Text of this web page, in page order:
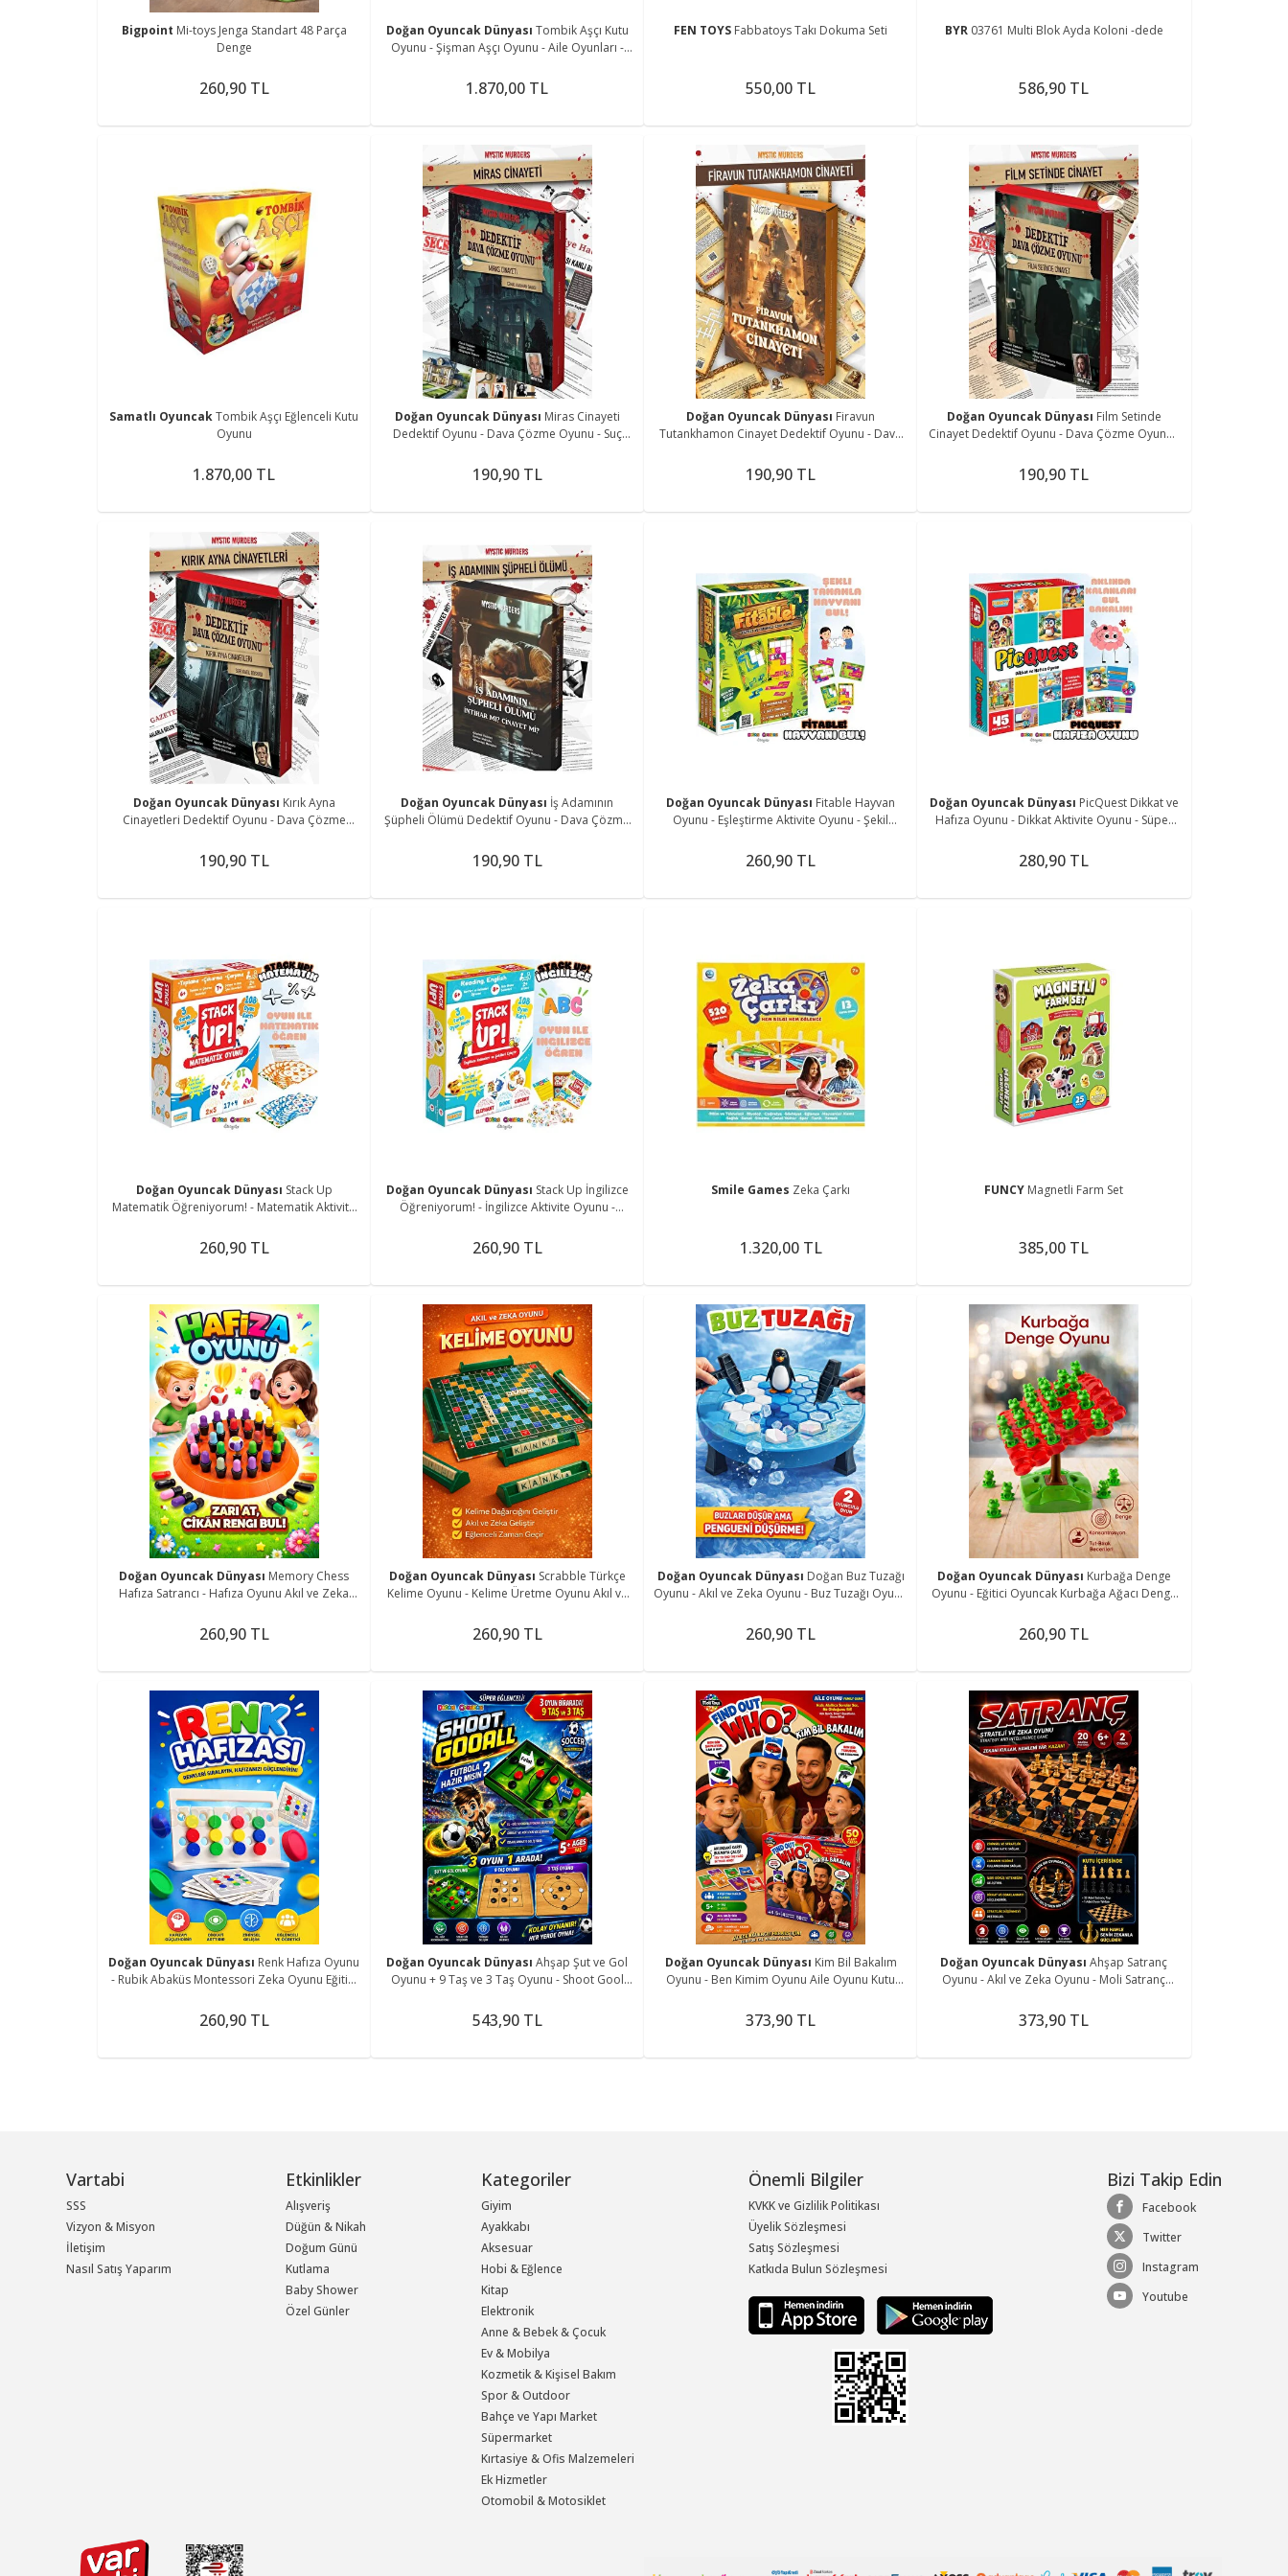
Bigpoint Mi-toys Jenga Standart 48 Parça
Denge
260,90 TL
Doğan Oyuncak Dünyası Tombik Aşçı Kutu
Oyunu - Şişman Aşçı Oyunu - Aile Oyunları -
1.870,00 TL
FEN TOYS Fabbatoys Takı Dokuma Seti
550,00 TL
BYR 03761 Multi Blok Ayda Koloni -dede
586,90 TL
Samatlı OyuncakTombik Aşçı Eğlenceli Kutu
Oyunu
1.870,00 TL
Doğan Oyuncak Dünyası Miras Cinayeti
Dedektif Oyunu - Dava Çözme Oyunu - Suç
190,90 TL
Doğan Oyuncak Dünyası Firavun
Tutankhamon Cinayet Dedektif Oyunu - Dava
Oyunu Cina
190,90 TL
Doğan Oyuncak Dünyası Film Setinde
Cinayet Dedektif Oyunu - Dava Çözme Oyunu -
190,90 TL
Doğan Oyuncak Dünyası Kırık Ayna
Cinayetleri Dedektif Oyunu - Dava Çözme
Cinayet Ç
190,90 TL
Doğan Oyuncak Dünyası İş Adamının
Şüpheli Ölümü Dedektif Oyunu - Dava Çözme
Cinaye
190,90 TL
Doğan Oyuncak Dünyası Fitable Hayvan
Oyunu - Eşleştirme Aktivite Oyunu - Şekil
H
260,90 TL
Doğan Oyuncak Dünyası PicQuest Dikkat ve
Hafıza Oyunu - Dikkat Aktivite Oyunu - Süper
280,90 TL
Doğan Oyuncak Dünyası Stack Up
Matematik Öğreniyorum! - Matematik Aktivite
Zek
260,90 TL
Doğan Oyuncak Dünyası Stack Up İngilizce
Öğreniyorum! - İngilizce Aktivite Oyunu -
260,90 TL
Smile Games Zeka Çarkı
1.320,00 TL
FUNCY Magnetli Farm Set
385,00 TL
Doğan Oyuncak Dünyası Memory Chess
Hafıza Satrancı - Hafıza Oyunu Akıl ve Zeka
260,90 TL
Doğan Oyuncak Dünyası Scrabble Türkçe
Kelime Oyunu - Kelime Üretme Oyunu Akıl ve
260,90 TL
Doğan Oyuncak Dünyası Doğan Buz Tuzağı
Oyunu - Akıl ve Zeka Oyunu - Buz Tuzağı Oyunu
260,90 TL
Doğan Oyuncak Dünyası Kurbağa Denge
Oyunu - Eğitici Oyuncak Kurbağa Ağacı Denge
260,90 TL
Doğan Oyuncak Dünyası Renk Hafıza Oyunu
- Rubik Abaküs Montessori Zeka Oyunu Eğitici
260,90 TL
Doğan Oyuncak DünyasıAhşap Şut ve Gol
Oyunu + 9 Taş ve 3 Taş Oyunu - Shoot Gool
543,90 TL
Doğan Oyuncak Dünyası Kim Bil Bakalım
Oyunu - Ben Kimim Oyunu Aile Oyunu Kutu
373,90 TL
Doğan Oyuncak DünyasıAhşap Satranç
Oyunu - Akıl ve Zeka Oyunu - Moli Satranç
373,90 TL
Vartabi
SSS
Vizyon & Misyon
İletişim
Nasıl Satış Yaparım
Etkinlikler
Alışveriş
Düğün & Nikah
Doğum Günü
Kutlama
Baby Shower
Özel Günler
Kategoriler
Giyim
Ayakkabı
Aksesuar
Hobi & Eğlence
Kitap
Elektronik
Anne & Bebek & Çocuk
Ev & Mobilya
Kozmetik & Kişisel Bakım
Spor & Outdoor
Bahçe ve Yapı Market
Süpermarket
Kırtasiye & Ofis Malzemeleri
Ek Hizmetler
Otomobil & Motosiklet
Önemli Bilgiler
KVKK ve Gizlilik Politikası
Üyelik Sözleşmesi
Satış Sözleşmesi
Katkıda Bulun Sözleşmesi
Bizi Takip Edin
Facebook
Twitter
Instagram
Youtube